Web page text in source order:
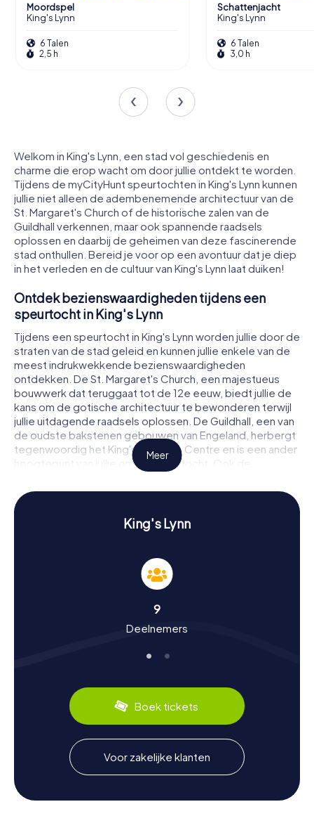
Moordspel
King's Lynn
6 Talen
2,5 h
Schattenjacht
King's Lynn
6 Talen
3,0 h
Welkom in King's Lynn, een stad vol geschiedenis en
charme die erop wacht om door jullie ontdekt te worden.
Tijdens de myCityHunt speurtochten in King's Lynn kunnen
jullie niet alleen de adembenemende architectuur van de
St. Margaret's Church of de historische zalen van de
Guildhall verkennen, maar ook spannende raadsels
oplossen en daarbij de geheimen van deze fascinerende
stad onthullen. Bereid je voor op een avontuur dat je diep
in het verleden en de cultuur van King's Lynn laat duiken!
Ontdek bezienswaardigheden tijdens een
speurtocht in King's Lynn
Tijdens een speurtocht in King's Lynn worden jullie door de
straten van de stad geleid en kunnen jullie enkele van de
meest indrukwekkende bezienswaardigheden
ontdekken. De St. Margaret's Church, een majestueus
bouwwerk dat teruggaat tot de 12e eeuw, biedt jullie de
kans om de gotische architectuur te bewonderen terwijl
jullie uitdagende raadsels oplossen. De Guildhall, een van
de oudste bakstenen gebouwen van Engeland, herbergt
tegenwoordig het King's Lynn Arts Centre en is een ander
hoogtepunt van jullie ontdekkingstocht. Ook de
historische Corn Exchange, nu een levendige
evenementenlocatie, zal jullie tijdens jullie speurtocht in
King's Lynn tegenkomen en jullie betoveren met zijn rijke
speurtocht in King's Lynn
De speurtochten in King's Lynn bieden jullie de
en cultuur van de stad. King's Lynn was in de
middeleeuwen een belangrijke handelsplaats en maakte
weerspiegelt zich in de architectuur en de verhalen die
jullie dat King’s Lynn in 1344 van koning Edward III het recht
kreeg om graan naar Noorwegen te exporteren? Of dat
de stad tijdens de Eerste Wereldoorlog het doelwit was
van een van de eerste luchtaanvallen? Dergelijke
fascinerende feiten wachten op jullie tijdens jullie reis
door de tijd. Vergeet ook niet de lokale culinaire
specialiteiten te proeven, zoals de traditionele Norfolk-
kaas of de sappige krabben uit The Wash.
Meer
King's Lynn
9
Deelnemers
Boek tickets
Voor zakelijke klanten